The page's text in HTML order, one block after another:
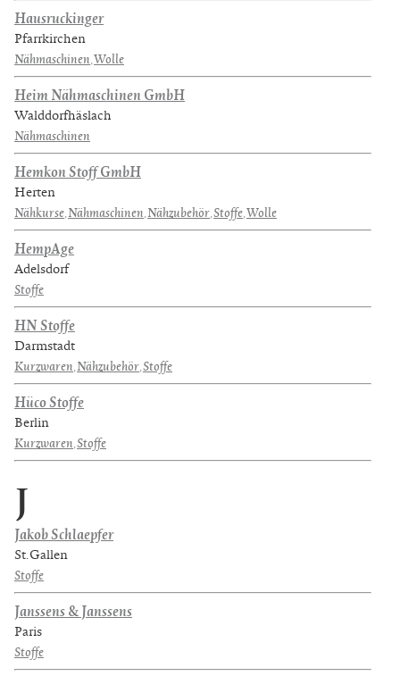
Hausruckinger
Pfarrkirchen
Nähmaschinen,Wolle
Heim Nähmaschinen GmbH
Walddorfhäslach
Nähmaschinen
Hemkon Stoff GmbH
Herten
Nähkurse,Nähmaschinen,Nähzubehör,Stoffe,Wolle
HempAge
Adelsdorf
Stoffe
HN Stoffe
Darmstadt
Kurzwaren,Nähzubehör,Stoffe
Hüco Stoffe
Berlin
Kurzwaren,Stoffe
J
Jakob Schlaepfer
St. Gallen
Stoffe
Janssens & Janssens
Paris
Stoffe